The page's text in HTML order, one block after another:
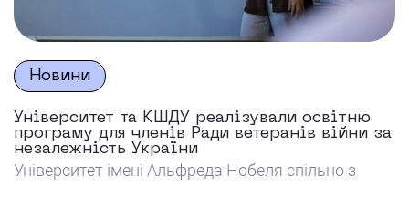
Новини
Університет та КШДУ реалізували освітню
програму для членів Ради ветеранів війни за
незалежність України
Університет імені Альфреда Нобеля спільно з